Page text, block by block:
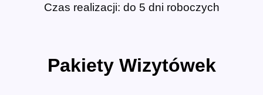
Czas realizacji: do 5 dni roboczych
Pakiety Wizytówek